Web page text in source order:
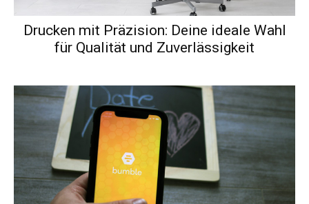
Drucken mit Präzision: Deine ideale Wahl
für Qualität und Zuverlässigkeit